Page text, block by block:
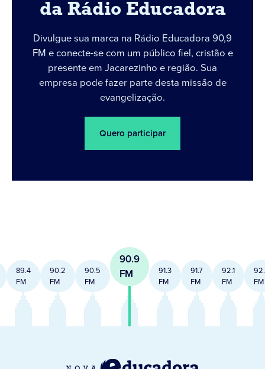
da Rádio Educadora
Divulgue sua marca na Rádio Educadora 90,9
FM e conecte-se com um público fiel, cristão e
presente em Jacarezinho e região. Sua
empresa pode fazer parte desta missão de
evangelização.
Quero participar
89.4
FM
90.2
FM
90.5
FM
90.9
FM
91.3
FM
91.7
FM
92.1
FM
FM